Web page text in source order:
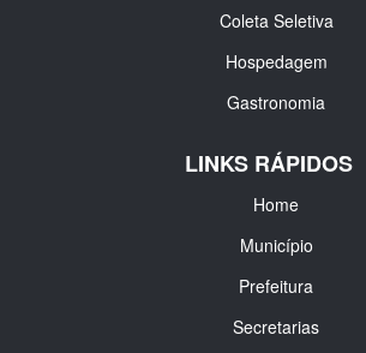
Coleta Seletiva
Hospedagem
Gastronomia
LINKS RÁPIDOS
Home
Município
Prefeitura
Secretarias